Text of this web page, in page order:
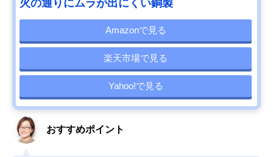
火の通りにムラが出にくい銅製
Amazonで見る
楽天市場で見る
Yahoo!で見る
おすすめポイント